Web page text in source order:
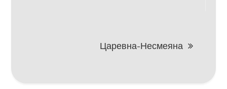
Царевна-Несмеяна